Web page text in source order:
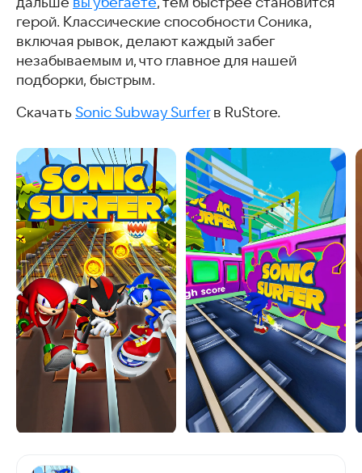
герой. Классические способности Соника,
включая рывок, делают каждый забег
незабываемым и, что главное для нашей
подборки, быстрым.
Скачать Sonic Subway Surferв RuStore.